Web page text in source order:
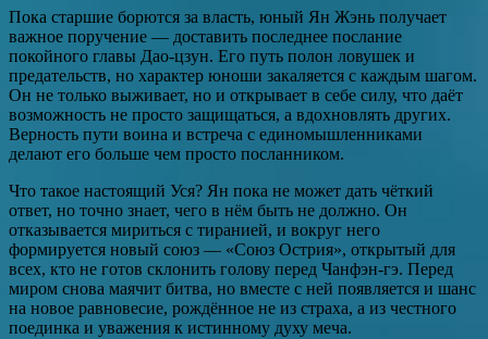
Пока старшие борются за власть, юный Ян Жэнь получает
важное поручение — доставить последнее послание
покойного главы Дао-цзун. Его путь полон ловушек и
предательств, но характер юноши закаляется с каждым шагом.
Он не только выживает, но и открывает в себе силу, что даёт
возможность не просто защищаться, а вдохновлять других.
Верность пути воина и встреча с единомышленниками
делают его больше чем просто посланником.
Что такое настоящий Уся? Ян пока не может дать чёткий
ответ, но точно знает, чего в нём быть не должно. Он
отказывается мириться с тиранией, и вокруг него
формируется новый союз — «Союз Острия», открытый для
всех, кто не готов склонить голову перед Чанфэн-гэ. Перед
миром снова маячит битва, но вместе с ней появляется и шанс
на новое равновесие, рождённое не из страха, а из честного
поединка и уважения к истинному духу меча.